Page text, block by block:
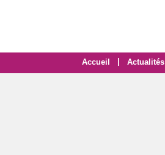
Accueil Actualités